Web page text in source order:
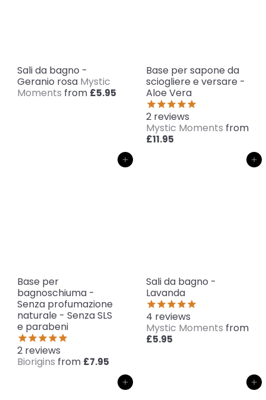
Sali da bagno -
Geranio rosa Mystic
Moments from £5.95
Base per sapone da
sciogliere e versare -
Aloe Vera
2 reviews
Mystic Moments from
£11.95
Aggiungi al carrello
Base per
bagnoschiuma -
Senza profumazione
naturale - Senza SLS
e parabeni
2 reviews
Biorigins from £7.95
Aggiungi al carrello
Sali da bagno -
Lavanda
4 reviews
Mystic Moments from
£5.95
Aggiungi al carrello Aggiungi al carrello